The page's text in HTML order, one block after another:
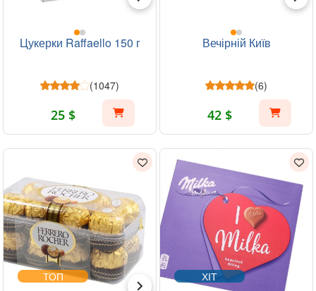
Цукерки Raffaello 150 г
(1047)
25 $
Вечірній Київ
(6)
42 $
ТОП ХІТ